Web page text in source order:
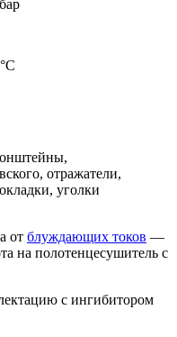
отражатели,
уголки
от блуждающих токов —
на полотенцесушитель с
с ингибитором